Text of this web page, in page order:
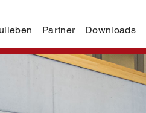
Partner Downloads